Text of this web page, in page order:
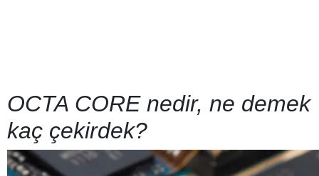
OCTA CORE nedir, ne demek
kaç çekirdek?